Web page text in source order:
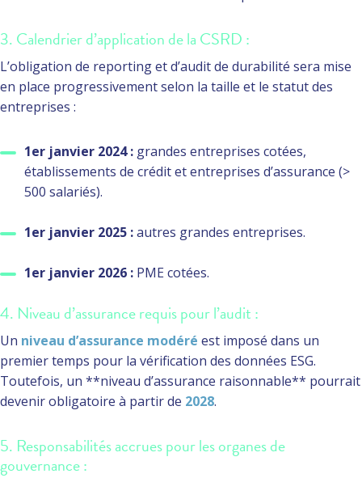
3. Calendrier d’application de la CSRD :
L’obligation de reporting et d’audit de durabilité sera mise
en place progressivement selon la taille et le statut des
entreprises :
1er janvier 2024 : grandes entreprises cotées,
établissements de crédit et entreprises d’assurance (>
500 salariés).
1er janvier 2025 :autres grandes entreprises.
1er janvier 2026 : PME cotées.
4. Niveau d’assurance requis pour l’audit :
Un niveau d’assurance modéré est imposé dans un
premier temps pour la vérification des données ESG.
Toutefois, un **niveau d’assurance raisonnable** pourrait
devenir obligatoire à partir de 2028.
5. Responsabilités accrues pour les organes de
gouvernance :